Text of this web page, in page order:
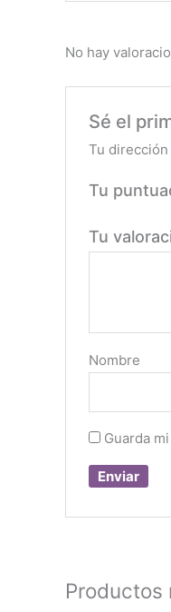
No hay
Sé el
Tu
Tu
Tu
Nombre
Guarda
Productos